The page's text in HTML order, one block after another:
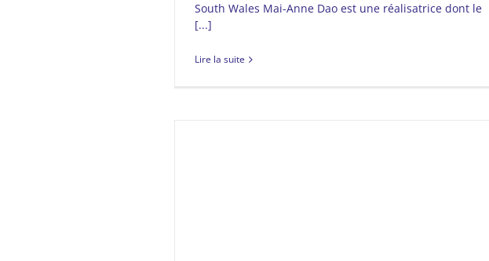
South Wales Mai-Anne Dao est une réalisatrice dont le
[...]
Lire la suite